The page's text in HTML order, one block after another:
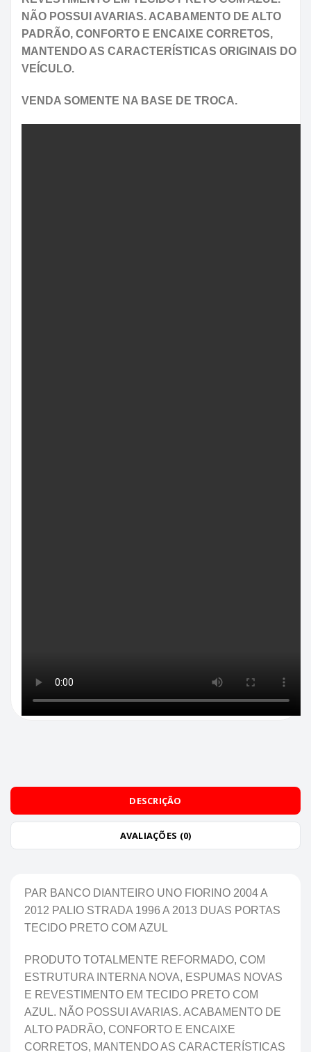
NÃO POSSUI AVARIAS. ACABAMENTO DE ALTO
PADRÃO, CONFORTO E ENCAIXE CORRETOS,
MANTENDO AS CARACTERÍSTICAS ORIGINAIS DO
VEÍCULO.
VENDA SOMENTE NA BASE DE TROCA.
DESCRIÇÃO
AVALIAÇÕES (0)
PAR BANCO DIANTEIRO UNO FIORINO 2004 A
2012 PALIO STRADA 1996 A 2013 DUAS PORTAS
TECIDO PRETO COM AZUL
PRODUTO TOTALMENTE REFORMADO, COM
ESTRUTURA INTERNA NOVA, ESPUMAS NOVAS
E REVESTIMENTO EM TECIDO PRETO COM
AZUL. NÃO POSSUI AVARIAS. ACABAMENTO DE
ALTO PADRÃO, CONFORTO E ENCAIXE
CORRETOS, MANTENDO AS CARACTERÍSTICAS